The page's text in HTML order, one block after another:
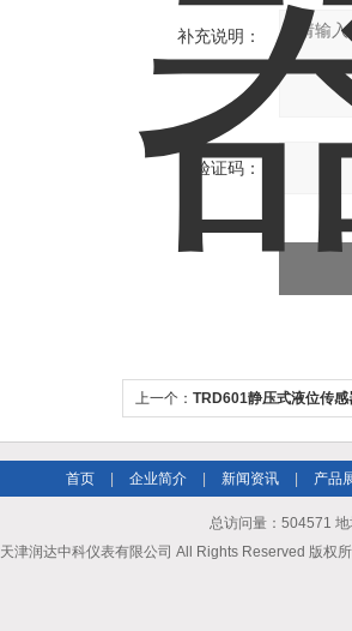
补充说明：
验证码：
上一个： TRD601静压式液位传感
首页 企业简介 新闻资讯 产品
总访问量：504571
天津润达中科仪表有限公司 All Rights Reserved 版权